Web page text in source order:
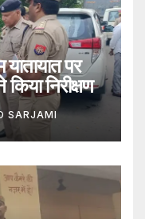
पर
निरीक्षण
SARJAMI